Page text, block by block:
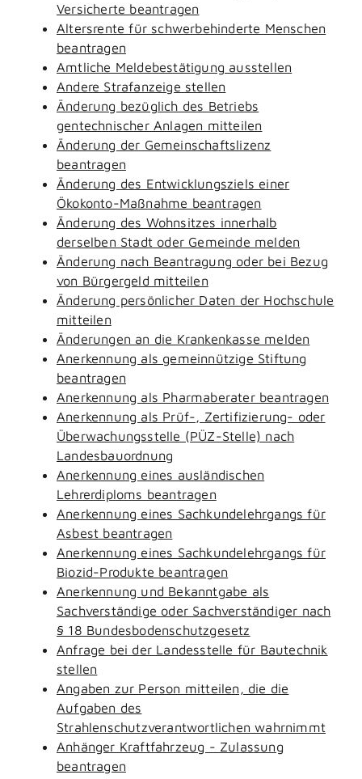
Versicherte beantragen
Altersrente für schwerbehinderte Menschen
beantragen
Amtliche Meldebestätigung ausstellen
Andere Strafanzeige stellen
Änderung bezüglich des Betriebs
gentechnischer Anlagen mitteilen
Änderung der Gemeinschaftslizenz
beantragen
Änderung des Entwicklungsziels einer
Ökokonto-Maßnahme beantragen
Änderung des Wohnsitzes innerhalb
derselben Stadt oder Gemeinde melden
Änderung nach Beantragung oder bei Bezug
von Bürgergeld mitteilen
Änderung persönlicher Daten der Hochschule
mitteilen
Änderungen an die Krankenkasse melden
Anerkennung als gemeinnützige Stiftung
beantragen
Anerkennung als Pharmaberater beantragen
Anerkennung als Prüf-, Zertifizierung- oder
Überwachungsstelle (PÜZ-Stelle) nach
Landesbauordnung
Anerkennung eines ausländischen
Lehrerdiploms beantragen
Anerkennung eines Sachkundelehrgangs für
Asbest beantragen
Anerkennung eines Sachkundelehrgangs für
Biozid-Produkte beantragen
Anerkennung und Bekanntgabe als
Sachverständige oder Sachverständiger nach
§ 18 Bundesbodenschutzgesetz
Anfrage bei der Landesstelle für Bautechnik
stellen
Angaben zur Person mitteilen, die die
Aufgaben des
Strahlenschutzverantwortlichen wahrnimmt
Anhänger Kraftfahrzeug - Zulassung
beantragen